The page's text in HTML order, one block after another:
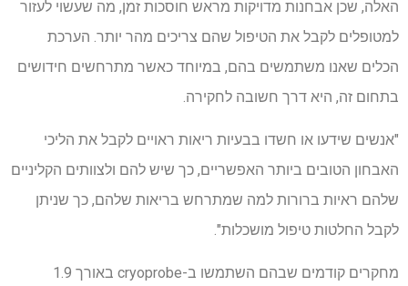
האלה, שכן אבחנות מדויקות מראש חוסכות זמן, מה שעשוי לעזור
למטופלים לקבל את הטיפול שהם צריכים מהר יותר. הערכת
הכלים שאנו משתמשים בהם, במיוחד כאשר מתרחשים חידושים
בתחום זה, היא דרך חשובה לחקירה.
"אנשים שידעו או חשדו בבעיות ריאות ראויים לקבל את הליכי
האבחון הטובים ביותר האפשריים, כך שיש להם ולצוותים הקליניים
שלהם ראיות ברורות למה שמתרחש בריאות שלהם, כך שניתן
לקבל החלטות טיפול מושכלות".
מחקרים קודמים שבהם השתמשו ב-cryoprobe באורך 1.9